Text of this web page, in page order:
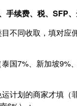
手续费、税、SFP
不同收取，填对应
国7%、新加坡9%
计划的商家才填（